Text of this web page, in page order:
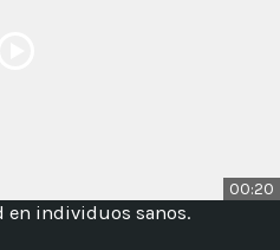
00:20
en individuos sanos.